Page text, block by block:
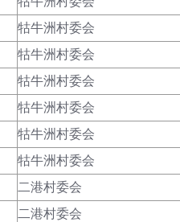
牯牛洲村委会
牯牛洲村委会
牯牛洲村委会
牯牛洲村委会
牯牛洲村委会
牯牛洲村委会
二港村委会
二港村委会